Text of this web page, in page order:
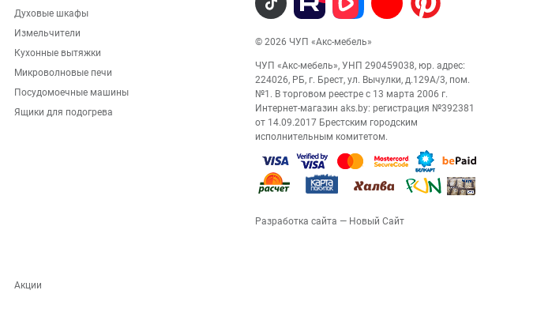
Духовые шкафы
Измельчители
Кухонные вытяжки
Микроволновые печи
Посудомоечные машины
Ящики для подогрева
Акции
© 2026 ЧУП «Акс-мебель»
ЧУП «Акс-мебель», УНП 290459038, юр. адрес:
224026, РБ, г. Брест, ул. Вычулки, д.129А/3, пом.
№1. В торговом реестре с 13 марта 2006 г.
Интернет-магазин aks.by: регистрация №392381
от 14.09.2017 Брестским городским
исполнительным комитетом.
Разработка сайта — Новый Сайт